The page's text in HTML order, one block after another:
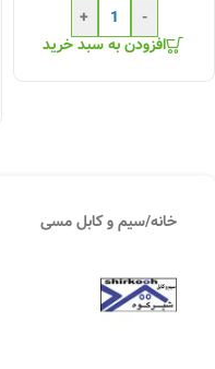
-
+
افزودن به سبد خرید
خانه/سیم و کابل مسی